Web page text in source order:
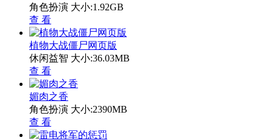
角色扮演 大小:1.92GB
查 看
植物大战僵尸网页版
休闲益智 大小:36.03MB
查 看
媚肉之香
角色扮演 大小:2390MB
查 看